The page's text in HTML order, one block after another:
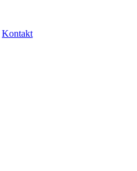
Kontakt